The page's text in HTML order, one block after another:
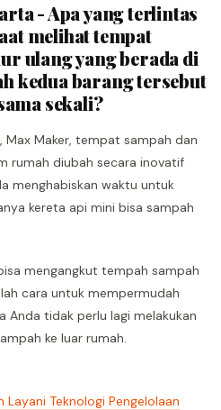
- Apa yang terlintas
melihat tempat
ulang yang berada di
kedua barang tersebut
sekali?
Max Maker, tempat sampah dan
rumah diubah secara inovatif
menghabiskan waktu untuk
kereta api mini bisa sampah
mengangkut tempah sampah
cara untuk mempermudah
Anda tidak perlu lagi melakukan
ke luar rumah.
Layani Teknologi Pengelolaan